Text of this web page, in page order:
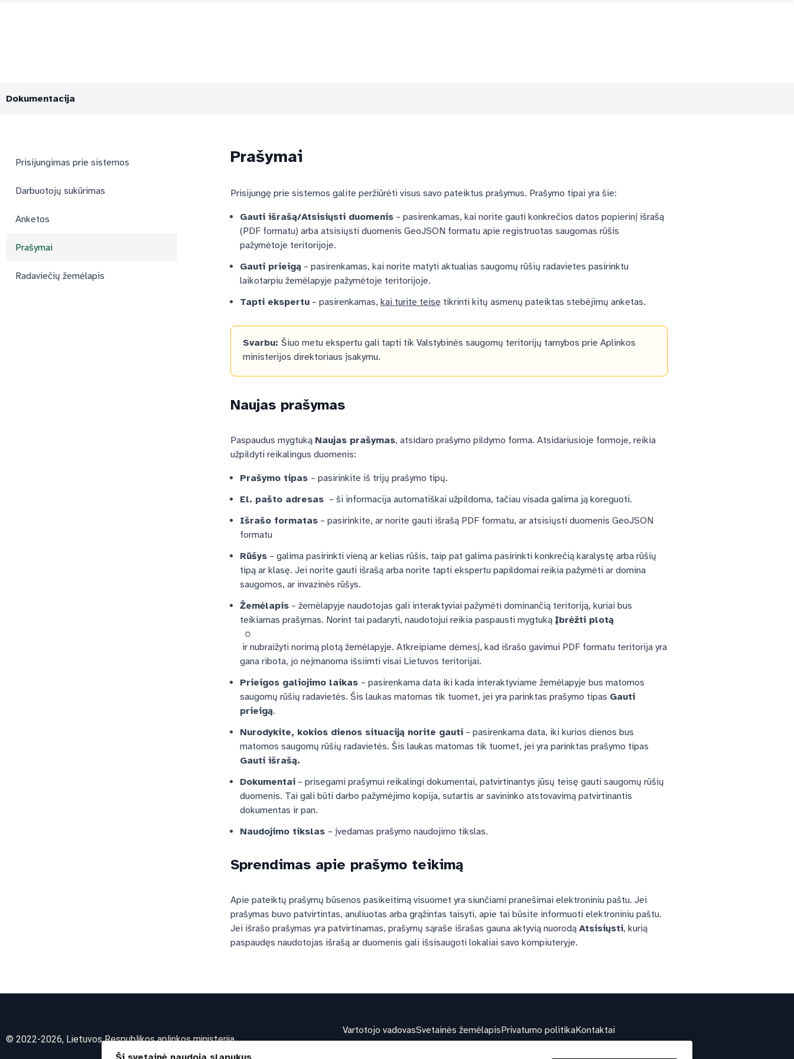
Dokumentacija
Prisijungimas prie sistemos
Darbuotojų sukūrimas
Anketos
Prašymai
Radaviečių žemėlapis
Prašymai
Prisijungę prie sistemos galite peržiūrėti visus savo pateiktus prašymus. Prašymo tipai yra šie:
Gauti išrašą/Atsisiųsti duomenis– pasirenkamas, kai norite gauti konkrečios datos popierinį išrašą
(PDF formatu) arba atsisiųsti duomenis GeoJSON formatu apie registruotas saugomas rūšis
pažymėtoje teritorijoje.
Gauti prieigą– pasirenkamas, kai norite matyti aktualias saugomų rūšių radavietes pasirinktu
laikotarpiu žemėlapyje pažymėtoje teritorijoje.
Tapti ekspertu– pasirenkamas, kai turite teisętikrinti kitų asmenų pateiktas stebėjimų anketas.
Svarbu: Šiuo metu ekspertu gali tapti tik Valstybinės saugomų teritorijų tarnybos prie Aplinkos
ministerijos direktoriaus įsakymu.
Naujas prašymas
Paspaudus mygtuką Naujas prašymas, atsidaro prašymo pildymo forma. Atsidariusioje formoje, reikia
užpildyti reikalingus duomenis:
Prašymo tipas – pasirinkite iš trijų prašymo tipų.
El. pašto adresas – ši informacija automatiškai užpildoma, tačiau visada galima ją koreguoti.
Išrašo formatas– pasirinkite, ar norite gauti išrašą PDF formatu, ar atsisiųsti duomenis GeoJSON
formatu
Rūšys– galima pasirinkti vieną ar kelias rūšis, taip pat galima pasirinkti konkrečią karalystę arba rūšių
tipą ar klasę. Jei norite gauti išrašą arba norite tapti ekspertu papildomai reikia pažymėti ar domina
saugomos, ar invazinės rūšys.
Žemėlapis– žemėlapyje naudotojas gali interaktyviai pažymėti dominančią teritoriją, kuriai bus
teikiamas prašymas. Norint tai padaryti, naudotojui reikia paspausti mygtuką Įbrėžti plotą
ir nubraižyti norimą plotą žemėlapyje. Atkreipiame dėmesį, kad išrašo gavimui PDF formatu teritorija yra
gana ribota, jo neįmanoma išsiimti visai Lietuvos teritorijai.
Prieigos galiojimo laikas – pasirenkama data iki kada interaktyviame žemėlapyje bus matomos
saugomų rūšių radavietės. Šis laukas matomas tik tuomet, jei yra parinktas prašymo tipas Gauti
prieigą.
Nurodykite, kokios dienos situaciją norite gauti– pasirenkama data, iki kurios dienos bus
matomos saugomų rūšių radavietės. Šis laukas matomas tik tuomet, jei yra parinktas prašymo tipas
Gauti išrašą.
Dokumentai– prisegami prašymui reikalingi dokumentai, patvirtinantys jūsų teisę gauti saugomų rūšių
duomenis. Tai gali būti darbo pažymėjimo kopija, sutartis ar savininko atstovavimą patvirtinantis
dokumentas ir pan.
Naudojimo tikslas – įvedamas prašymo naudojimo tikslas.
Sprendimas apie prašymo teikimą
Apie pateiktų prašymų būsenos pasikeitimą visuomet yra siunčiami pranešimai elektroniniu paštu. Jei
prašymas buvo patvirtintas, anuliuotas arba grąžintas taisyti, apie tai būsite informuoti elektroniniu paštu.
Jei išrašo prašymas yra patvirtinamas, prašymų sąraše išrašas gauna aktyvią nuorodą Atsisiųsti, kurią
paspaudęs naudotojas išrašą ar duomenis gali išsisaugoti lokaliai savo kompiuteryje.
© 2022-2026, Lietuvos Respublikos aplinkos ministerija
Vartotojo vadovasSvetainės žemėlapisPrivatumo politikaKontaktai